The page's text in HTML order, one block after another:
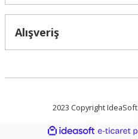
Alışveriş
2023 Copyright IdeaSoft
ideasoft